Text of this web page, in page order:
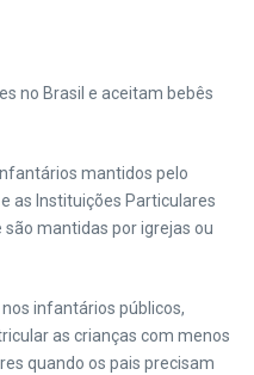
no Brasil e aceitam bebês
mantidos pelo
as Instituições Particulares
são mantidas por igrejas ou
infantários públicos,
as crianças com menos
quando os pais precisam